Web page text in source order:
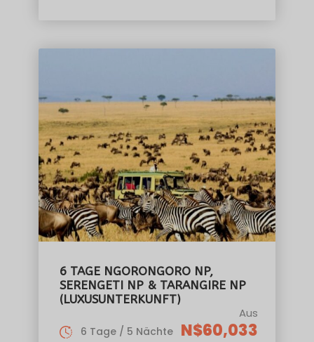
6 TAGE NGORONGORO NP,
SERENGETI NP & TARANGIRE NP
(LUXUSUNTERKUNFT)
Aus
N$60,033
6 Tage / 5 Nächte